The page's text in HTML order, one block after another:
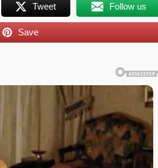
Tweet Follow us
Save